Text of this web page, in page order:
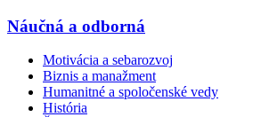
Náučná a odborná
Motivácia a sebarozvoj
Biznis a manažment
Humanitné a spoločenské vedy
História